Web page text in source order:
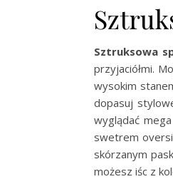
Sztruksowa
przyjaciółmi.
wysokim
dopasuj
wyglądać
swetrem
skórzanym
możesz iśc z